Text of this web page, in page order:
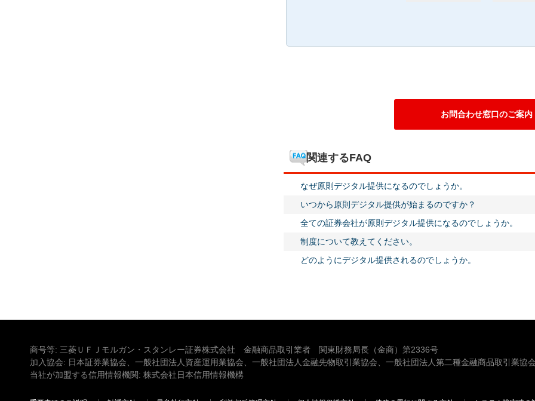
お問合わせ窓口のご案内
関連するFAQ
なぜ原則デジタル提供になるのでしょうか。
いつから原則デジタル提供が始まるのですか？
全ての証券会社が原則デジタル提供になるのでしょうか。
制度について教えてください。
どのようにデジタル提供されるのでしょうか。
商号等: 三菱ＵＦＪモルガン・スタンレー証券株式会社 金融商品取引業者 関東財務局長（金商）第2336号
加入協会: 日本証券業協会、一般社団法人資産運用業協会、一般社団法人金融先物取引業協会、一般社団法人第二種金融商品取引業協
当社が加盟する信用情報機関: 株式会社日本信用情報機構